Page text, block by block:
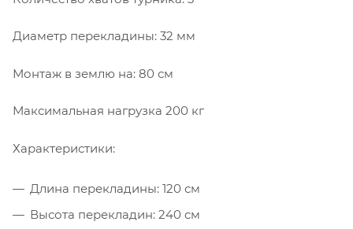
Диаметр перекладины: 32 мм
Монтаж в землю на: 80 см
Максимальная нагрузка 200 кг
Характеристики:
Длина перекладины: 120 см
Высота перекладин: 240 см